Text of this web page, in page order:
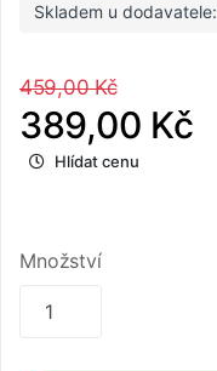
Skladem u dodavatele:
459,00 Kč
389,00 Kč
Hlídat cenu
Množství